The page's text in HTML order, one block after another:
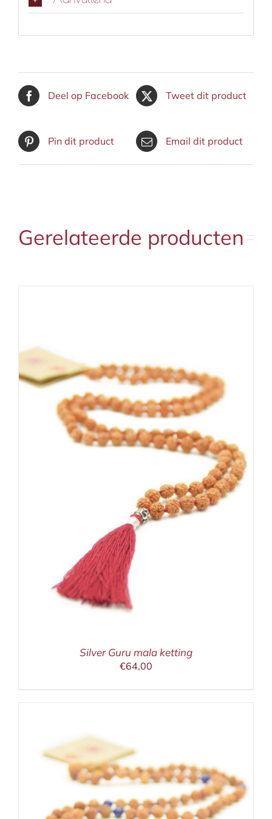
Deel op Facebook Tweet dit product
Pin dit product Email dit product
Gerelateerde producten
Silver Guru mala ketting
€64,00